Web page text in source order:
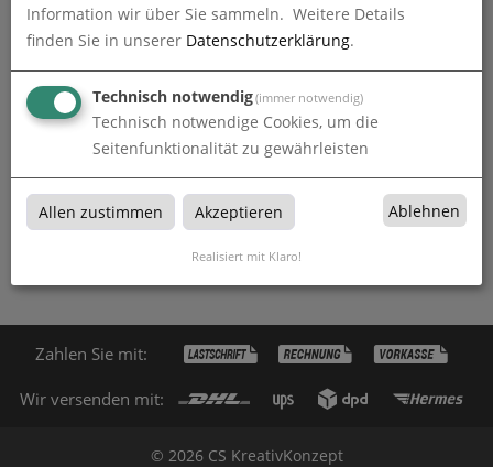
Fototapete
zum Artikel
Fototapete
Fototapete bei CS KreativKonzept in Ebersburg-Thalau
Zahlen Sie mit:
Wir versenden mit:
© 2026 CS KreativKonzept
Information wir über Sie sammeln. Weitere Details
finden Sie in unserer Datenschutzerklärung.
Technisch notwendig(immer notwendig)
Technisch notwendige Cookies, um die
Seitenfunktionalität zu gewährleisten
Allen zustimmen Akzeptieren Ablehnen
Realisiert mit Klaro!